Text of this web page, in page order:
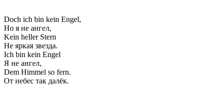
Doch ich bin kein Engel,
Но я не ангел,
Kein heller Stern
Не яркая звезда.
Ich bin kein Engel
Я не ангел,
Dem Himmel so fern.
От небес так далёк.